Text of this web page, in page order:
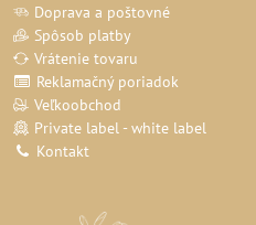
Doprava a poštovné
Spôsob platby
Vrátenie tovaru
Reklamačný poriadok
Veľkoobchod
Private label - white label
Kontakt